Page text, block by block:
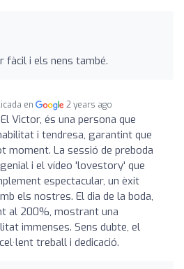
fàcil i els nens també.
en 2 years ago
El Victor, és una persona que
i tendresa, garantint que
moment. La sessió de preboda
i el vídeo 'lovestory' que
espectacular, un èxit
els nostres. El dia de la boda,
al 200%, mostrant una
immenses. Sens dubte, el
treball i dedicació.